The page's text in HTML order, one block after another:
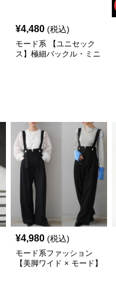
¥4,480 (税込)
モード系 【ユニセック
ス】極細バックル・ミニ
¥4,980 (税込)
モード系ファッション
【美脚ワイド × モード】